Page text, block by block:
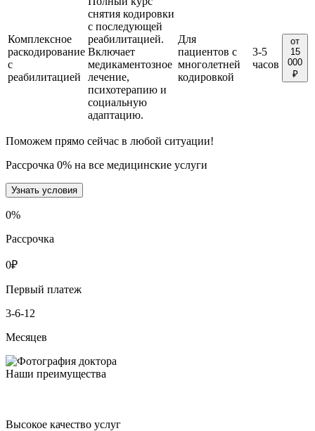
Комплексное
раскодирование
с
реабилитацией
снятия кодировки
с последующей
реабилитацией.
Включает
медикаментозное
лечение,
психотерапию и
социальную
адаптацию.
Для
пациентов с
многолетней
кодировкой
3-5
часов
от
15
000
₽
Поможем прямо сейчас в любой ситуации!
Рассрочка 0% на все медицинские услуги
Узнать условия
0%
Рассрочка
0₽
Первый платеж
3-6-12
Месяцев
Наши преимущества
Высокое качество услуг